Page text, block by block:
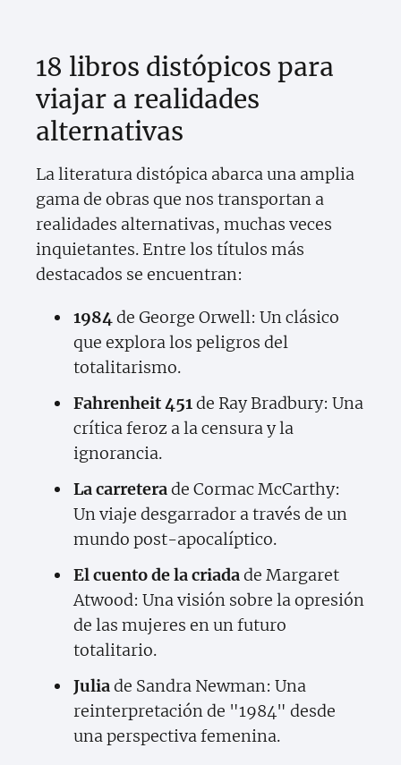
18 libros distópicos para
viajar a realidades
alternativas
La literatura distópica abarca una amplia
gama de obras que nos transportan a
realidades alternativas, muchas veces
inquietantes. Entre los títulos más
destacados se encuentran:
1984de George Orwell: Un clásico
que explora los peligros del
totalitarismo.
Fahrenheit 451de Ray Bradbury: Una
crítica feroz a la censura y la
ignorancia.
La carreterade Cormac McCarthy:
Un viaje desgarrador a través de un
mundo post-apocalíptico.
El cuento de la criadade Margaret
Atwood: Una visión sobre la opresión
de las mujeres en un futuro
totalitario.
Juliade Sandra Newman: Una
reinterpretación de "1984" desde
una perspectiva femenina.